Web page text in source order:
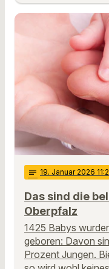
notes 19. Januar 2026
Das sind die
Oberpfalz
1425 Babys
geboren: Davon
Prozent Jungen.